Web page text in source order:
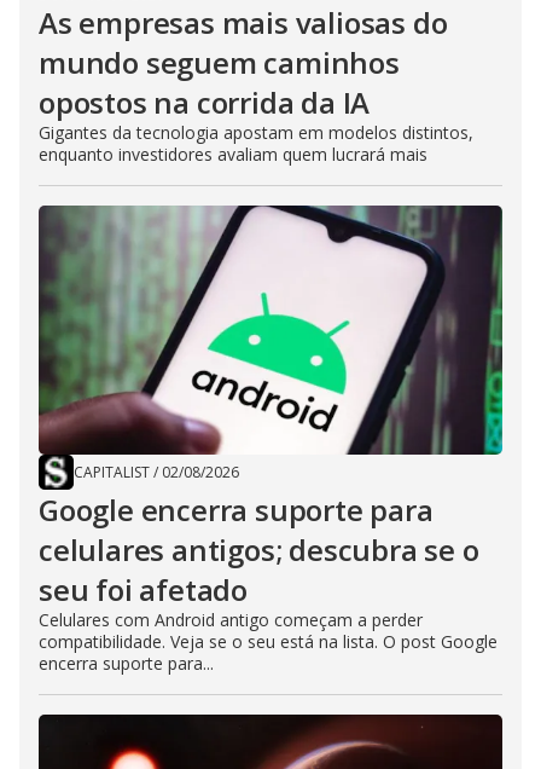
As empresas mais valiosas do
mundo seguem caminhos
opostos na corrida da IA
Gigantes da tecnologia apostam em modelos distintos,
enquanto investidores avaliam quem lucrará mais
CAPITALIST/ 02/08/2026
Google encerra suporte para
celulares antigos; descubra se o
seu foi afetado
Celulares com Android antigo começam a perder
compatibilidade. Veja se o seu está na lista. O post Google
encerra suporte para...